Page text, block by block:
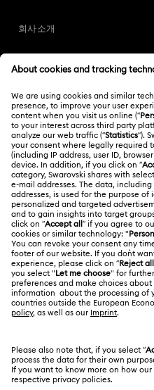
온라인 수선 문의
문의
사이즈 참조
매장 검색
예약하기
Swarovski Crystal Society
회사소개
Swarovski 소개
채용 정보
Alumni Community
프로페셔널
사이트 맵
Swarovski Created Diamonds
Kristallwelten
Code of Conduct & Policies
저작권
이용약관
개인정보 보호
쿠키 동의
회사 정보
REACH 정보
대
한국어
㈜ 스와로브스키코리아 |
남-01540 | 호스팅 서비
Online AG, Daniel
Swarovski & Co 및
9060 | 고객센터 1522-